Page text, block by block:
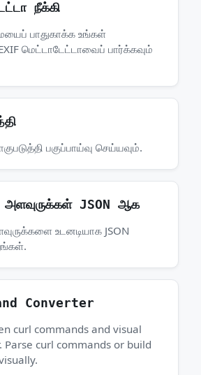
நீக்கி
பாதுகாக்க உங்கள்
மெட்டாடேட்டாவைப் பார்க்கவும்
பகுப்பாய்வு செய்யவும்.
JSON ஆக
உடனடியாக JSON
Converter
curl commands and visual
Parse curl commands or build